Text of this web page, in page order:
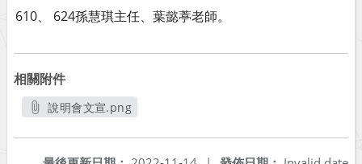
610、 624孫慧琪主任、葉懿葶老師。
相關附件
說明會文宣.png